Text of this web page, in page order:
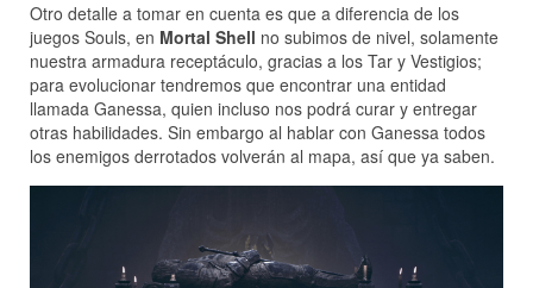
Otro detalle a tomar en cuenta es que a diferencia de los
juegos Souls, en Mortal Shell no subimos de nivel, solamente
nuestra armadura receptáculo, gracias a los Tar y Vestigios;
para evolucionar tendremos que encontrar una entidad
llamada Ganessa, quien incluso nos podrá curar y entregar
otras habilidades. Sin embargo al hablar con Ganessa todos
los enemigos derrotados volverán al mapa, así que ya saben.